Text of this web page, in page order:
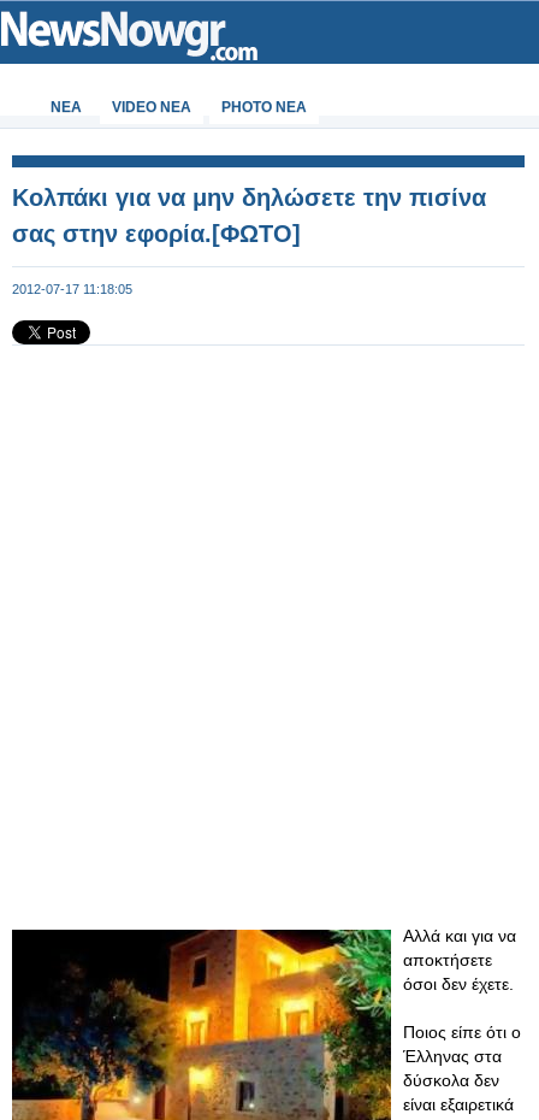
ΝΕΑ VIDEO NEA PHOTO NEA
Κολπάκι για να μην δηλώσετε την πισίνα
σας στην εφορία.[ΦΩΤΟ]
2012-07-17 11:18:05
Αλλά και για να
αποκτήσετε
όσοι δεν έχετε.
Ποιος είπε ότι ο
Έλληνας στα
δύσκολα δεν
είναι εξαιρετικά